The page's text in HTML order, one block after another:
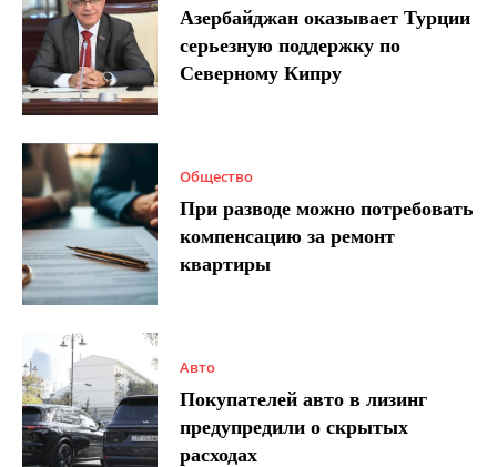
Азербайджан оказывает Турции
серьезную поддержку по
Северному Кипру
Общество
При разводе можно потребовать
компенсацию за ремонт
квартиры
Авто
Покупателей авто в лизинг
предупредили о скрытых
расходах